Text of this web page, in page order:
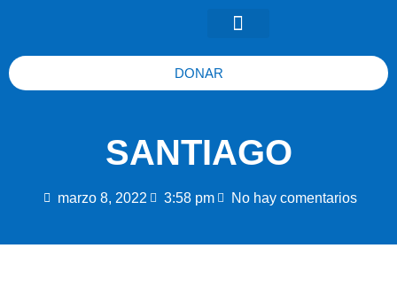
DONAR
SANTIAGO
marzo 8, 2022 3:58 pm No hay comentarios